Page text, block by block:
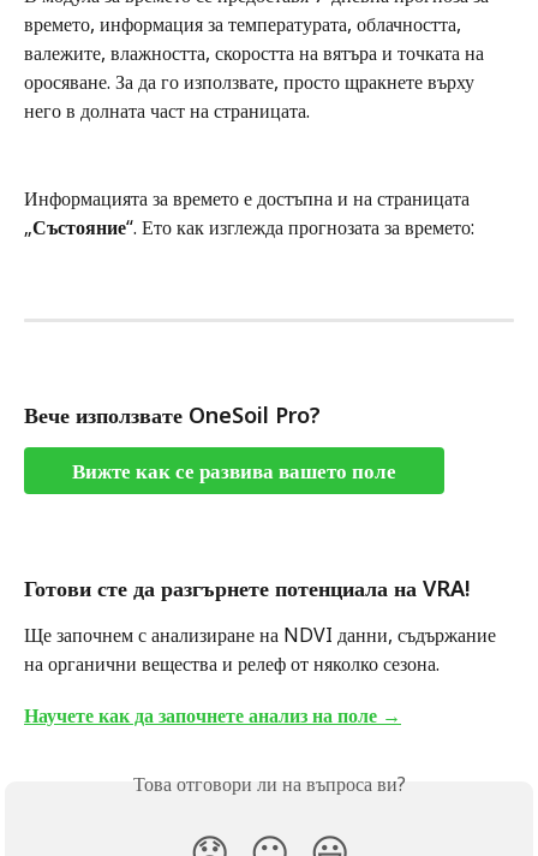
времето, информация за температурата, облачността,
валежите, влажността, скоростта на вятъра и точката на
оросяване. За да го използвате, просто щракнете върху
него в долната част на страницата.
Информацията за времето е достъпна и на страницата
„Състояние“. Ето как изглежда прогнозата за времето:
Вече използвате OneSoil Pro?
Вижте как се развива вашето поле
Готови сте да разгърнете потенциала на VRA!
Ще започнем с анализиране на NDVI данни, съдържание
на органични вещества и релеф от няколко сезона.
Научете как да започнете анализ на поле →
Това отговори ли на въпроса ви?